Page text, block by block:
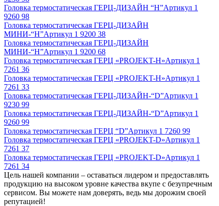
Головка термостатическая ГЕРЦ-ДИЗАЙН “Н”Артикул 1
9260 98
Головка термостатическая ГЕРЦ-ДИЗАЙН
МИНИ-“Н”Артикул 1 9200 38
Головка термостатическая ГЕРЦ-ДИЗАЙН
МИНИ-“Н”Артикул 1 9200 68
Головка термостатическая ГЕРЦ «PROJEKT-Н»Артикул 1
7261 36
Головка термостатическая ГЕРЦ «PROJEKT-Н»Артикул 1
7261 33
Головка термостатическая ГЕРЦ-ДИЗАЙН-“D”Артикул 1
9230 99
Головка термостатическая ГЕРЦ-ДИЗАЙН-“D”Артикул 1
9260 99
Головка термостатическая ГЕРЦ “D”Артикул 1 7260 99
Головка термостатическая ГЕРЦ «PROJEKT-D»Артикул 1
7261 37
Головка термостатическая ГЕРЦ «PROJEKT-D»Артикул 1
7261 34
Цель нашей компании – оставаться лидером и предоставлять
продукцию на высоком уровне качества вкупе с безупречным
сервисом. Вы можете нам доверять, ведь мы дорожим своей
репутацией!